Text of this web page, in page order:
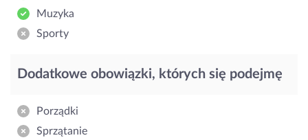
Muzyka
Sporty
Dodatkowe obowiązki, których się podejmę
Porządki
Sprzątanie